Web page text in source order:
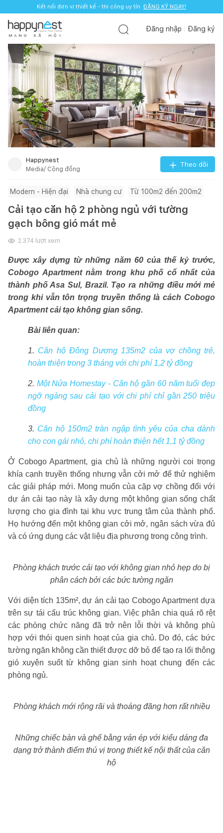
Kết nối đơn vị thiết kế - thi công uy tín. ĐĂNG KÝ NGAY!
M Ạ N G X Ã H Ộ I
Đăng nhập Đăng ký
Happynest
Media/ Cộng đồng
Theo dõi
Modern - Hiện đại Nhà chung cư Từ 100m2 đến 200m2
Cải tạo căn hộ 2 phòng ngủ với tường
gạch bông gió mát mẻ
2.374 lượt xem
Được xây dựng từ những năm 60 của thế kỷ trước,
Cobogo Apartment nằm trong khu phố cổ nhất của
thành phố Asa Sul, Brazil. Tạo ra những điều mới mẻ
trong khi vẫn tôn trọng truyền thống là cách Cobogo
Apartment cải tạo không gian sống.
Bài liên quan:
1. Căn hộ Đông Dương 135m2 của vợ chồng trẻ,
hoàn thiện trong 3 tháng với chi phí 1,2 tỷ đồng
2. Một Nửa Homestay - Căn hộ gần 60 năm tuổi đẹp
ngỡ ngàng sau cải tạo với chi phí chỉ gần 250 triệu
đồng
3. Căn hộ 150m2 tràn ngập tình yêu của cha dành
cho con gái nhỏ, chi phí hoàn thiện hết 1,1 tỷ đồng
Ở Cobogo Apartment, gia chủ là những người coi trọng
khía cạnh truyền thống nhưng vẫn cởi mở để thử nghiệm
các giải pháp mới. Mong muốn của cặp vợ chồng đối với
dự án cải tạo này là xây dựng một không gian sống chất
lượng cho gia đình tại khu vực trung tâm của thành phố.
Họ hướng đến một không gian cởi mở, ngân sách vừa đủ
và có ứng dụng các vật liệu địa phương trong công trình.
Phòng khách trước cải tạo với không gian nhỏ hẹp do bị
phân cách bởi các bức tường ngăn
Với diện tích 135m², dự án cải tạo Cobogo Apartment dựa
trên sự tái cấu trúc không gian. Việc phân chia quá rõ rệt
các phòng chức năng đã trở nên lỗi thời và không phù
hợp với thói quen sinh hoạt của gia chủ. Do đó, các bức
tường ngăn không cần thiết được dỡ bỏ để tạo ra lối thông
gió xuyên suốt từ không gian sinh hoạt chung đến các
phòng ngủ.
Phòng khách mới rộng rãi và thoáng đãng hơn rất nhiều
Những chiếc bàn và ghế bằng ván ép với kiểu dáng đa
dạng trở thành điểm thú vị trong thiết kế nội thất của căn
hộ